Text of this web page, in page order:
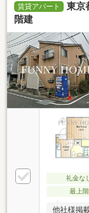
賃貸アパート
東京
階建
礼金な
最上階
他社様掲